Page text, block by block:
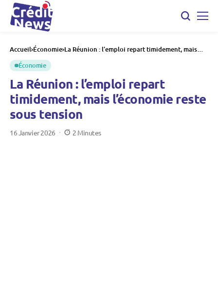
Accueil Économie La Réunion : l’emploi repart timidement, mais
l’économie reste sous tension
Économie
La Réunion : l’emploi repart
timidement, mais l’économie reste
sous tension
16 Janvier 2026 2 Minutes